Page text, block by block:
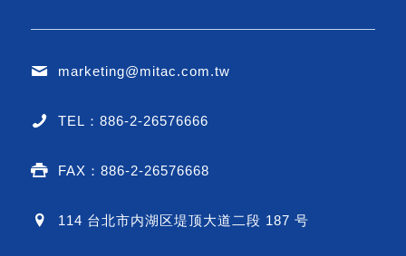
marketing@mitac.com.tw
TEL：886-2-26576666
FAX：886-2-26576668
114 台北市内湖区堤顶大道二段 187 号